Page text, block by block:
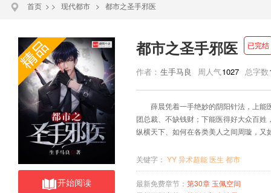
首页 > > 现代都市 > 都市之圣手邪医
开始阅读
都市之圣手邪医 已完结
作者： 生手马良 周人气1027 总字数
薛晨凭着一手绝妙的阴阳针法，上
团总裁、不缺钱财；下能医得好大众百
纵横天下、如何在各类美人之间周璇，又
关键字： YY异术超能医生 都市
最新免费章节： 第30章 玉佩空间